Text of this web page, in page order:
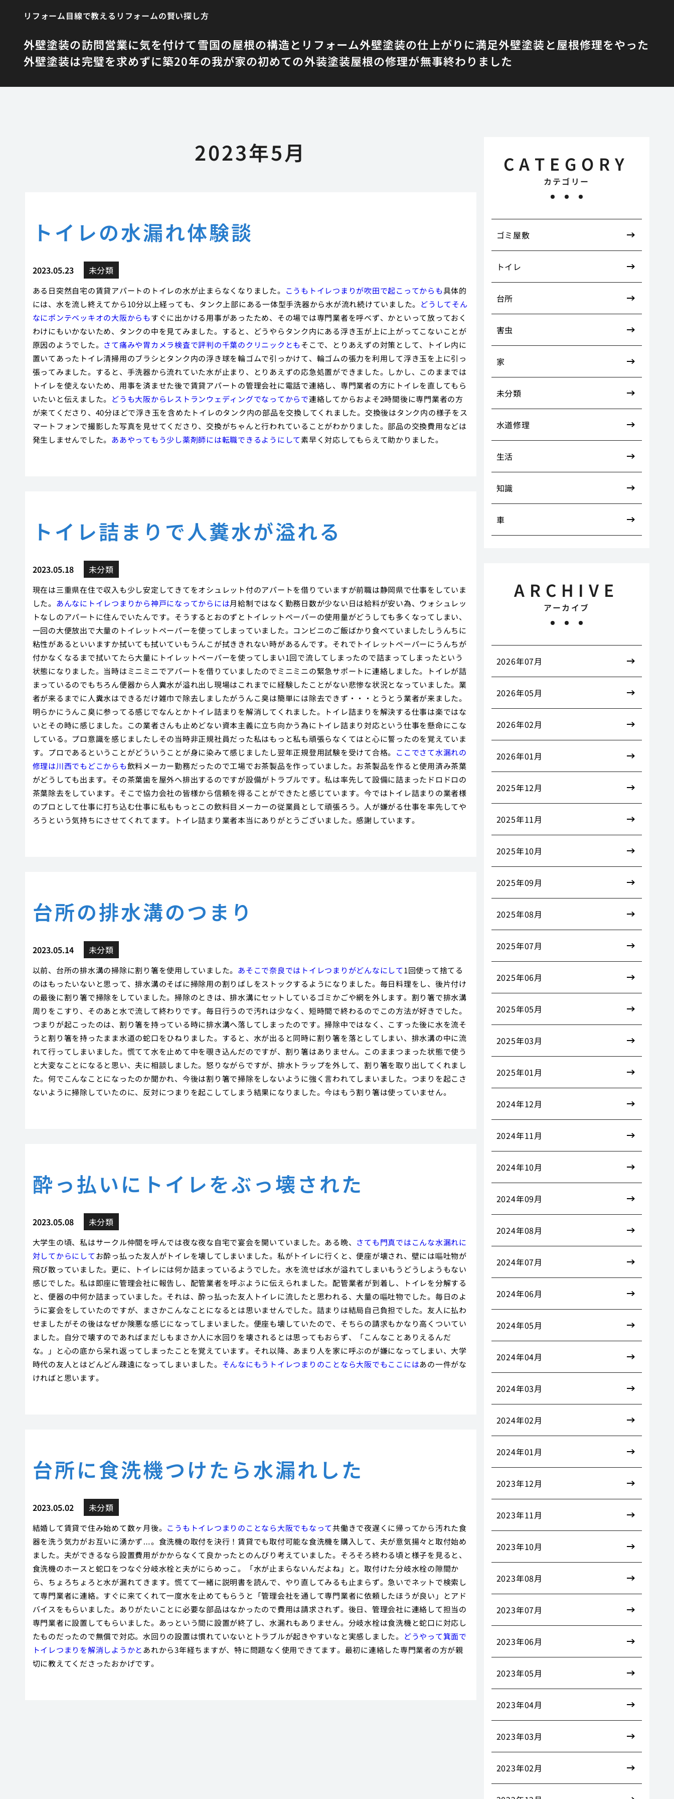
リフォーム目線で教えるリフォームの賢い探し方
外壁塗装の訪問営業に気を付けて雪国の屋根の構造とリフォーム外壁塗装の仕上がりに満足外壁塗装と屋根修理をやった
外壁塗装は完璧を求めずに築20年の我が家の初めての外装塗装屋根の修理が無事終わりました
2023年5月
トイレの水漏れ体験談
2023.05.23 未分類
ある日突然自宅の賃貸アパートのトイレの水が止まらなくなりました。 こうもトイレつまりが吹田で起こってからも具体的
には、水を流し終えてから10分以上経っても、タンク上部にある一体型手洗器から水が流れ続けていました。 どうしてそん
なにポンテベッキオの大阪からもすぐに出かける用事があったため、その場では専門業者を呼べず、かといって放っておく
わけにもいかないため、タンクの中を見てみました。すると、どうやらタンク内にある浮き玉が上に上がってこないことが
原因のようでした。 さて痛みや胃カメラ検査で評判の千葉のクリニックともそこで、とりあえずの対策として、トイレ内に
置いてあったトイレ清掃用のブラシとタンク内の浮き球を輪ゴムで引っかけて、輪ゴムの張力を利用して浮き玉を上に引っ
張ってみました。すると、手洗器から流れていた水が止まり、とりあえずの応急処置ができました。しかし、このままでは
トイレを使えないため、用事を済ませた後で賃貸アパートの管理会社に電話で連絡し、専門業者の方にトイレを直してもら
いたいと伝えました。 どうも大阪からレストランウェディングでなってからで連絡してからおよそ2時間後に専門業者の方
が来てくださり、40分ほどで浮き玉を含めたトイレのタンク内の部品を交換してくれました。交換後はタンク内の様子をス
マートフォンで撮影した写真を見せてくださり、交換がちゃんと行われていることがわかりました。部品の交換費用などは
発生しませんでした。 ああやってもう少し薬剤師には転職できるようにして素早く対応してもらえて助かりました。
トイレ詰まりで人糞水が溢れる
2023.05.18 未分類
現在は三重県在住で収入も少し安定してきてをオシュレット付のアパートを借りていますが前職は静岡県で仕事をしていま
した。 あんなにトイレつまりから神戸になってからには月給制ではなく勤務日数が少ない日は給料が安い為、ウォシュレッ
トなしのアパートに住んでいたんです。そうするとおのずとトイレットペーパーの使用量がどうしても多くなってしまい、
一回の大便放出で大量のトイレットペーパーを使ってしまっていました。コンビニのご飯ばかり食べていましたしうんちに
粘性があるといいますか拭いても拭いていもうんこが拭ききれない時があるんです。それでトイレットペーパーにうんちが
付かなくなるまで拭いてたら大量にトイレットペーパーを使ってしまい1回で流してしまったので詰まってしまったという
状態になりました。当時はミニミニでアパートを借りていましたのでミニミニの緊急サポートに連絡しました。トイレが詰
まっているのでもちろん便器から人糞水が溢れ出し現場はこれまでに経験したことがない悲惨な状況となっていました。業
者が来るまでに人糞水はできるだけ雑巾で除去しましたがうんこ臭は簡単には除去できず・・・とうとう業者が来ました。
明らかにうんこ臭に参ってる感じでなんとかトイレ詰まりを解消してくれました。トイレ詰まりを解決する仕事は楽ではな
いとその時に感じました。この業者さんも止めどない資本主義に立ち向かう為にトイレ詰まり対応という仕事を懸命にこな
している。プロ意識を感じましたしその当時非正規社員だった私はもっと私も頑張らなくてはと心に誓ったのを覚えていま
す。プロであるということがどういうことが身に染みて感じましたし翌年正規登用試験を受けて合格。 ここでさて水漏れの
修理は川西でもどこからも飲料メーカー勤務だったので工場でお茶製品を作っていました。お茶製品を作ると使用済み茶葉
がどうしても出ます。その茶葉歯を屋外へ排出するのですが設備がトラブルです。私は率先して設備に詰まったドロドロの
茶葉除去をしています。そこで協力会社の皆様から信頼を得ることができたと感じています。今ではトイレ詰まりの業者様
のプロとして仕事に打ち込む仕事に私ももっとこの飲料目メーカーの従業員として頑張ろう。人が嫌がる仕事を率先してや
ろうという気持ちにさせてくれてます。トイレ詰まり業者本当にありがとうございました。感謝しています。
台所の排水溝のつまり
2023.05.14 未分類
以前、台所の排水溝の掃除に割り箸を使用していました。 あそこで奈良ではトイレつまりがどんなにして1回使って捨てる
のはもったいないと思って、排水溝のそばに掃除用の割りばしをストックするようになりました。毎日料理をし、後片付け
の最後に割り箸で掃除をしていました。掃除のときは、排水溝にセットしているゴミかごや網を外します。割り箸で排水溝
周りをこすり、そのあと水で流して終わりです。毎日行うので汚れは少なく、短時間で終わるのでこの方法が好きでした。
つまりが起こったのは、割り箸を持っている時に排水溝へ落してしまったのです。掃除中ではなく、こすった後に水を流そ
うと割り箸を持ったまま水道の蛇口をひねりました。すると、水が出ると同時に割り箸を落としてしまい、排水溝の中に流
れて行ってしまいました。慌てて水を止めて中を覗き込んだのですが、割り箸はありません。このままつまった状態で使う
と大変なことになると思い、夫に相談しました。怒りながらですが、排水トラップを外して、割り箸を取り出してくれまし
た。何でこんなことになったのか聞かれ、今後は割り箸で掃除をしないように強く言われてしまいました。つまりを起こさ
ないように掃除していたのに、反対につまりを起こしてしまう結果になりました。今はもう割り箸は使っていません。
酔っ払いにトイレをぶっ壊された
2023.05.08 未分類
大学生の頃、私はサークル仲間を呼んでは夜な夜な自宅で宴会を開いていました。ある晩、 さても門真ではこんな水漏れに
対してからにしてお酔っ払った友人がトイレを壊してしまいました。私がトイレに行くと、便座が壊され、壁には嘔吐物が
飛び散っていました。更に、トイレには何か詰まっているようでした。水を流せば水が溢れてしまいもうどうしようもない
感じでした。私は即座に管理会社に報告し、配管業者を呼ぶように伝えられました。配管業者が到着し、トイレを分解する
と、便器の中何か詰まっていました。それは、酔っ払った友人トイレに流したと思われる、大量の嘔吐物でした。毎日のよ
うに宴会をしていたのですが、まさかこんなことになるとは思いませんでした。詰まりは結局自己負担でした。友人に払わ
せましたがその後はなぜか険悪な感じになってしまいました。便座も壊していたので、そちらの請求もかなり高くついてい
ました。自分で壊すのであればまだしもまさか人に水回りを壊されるとは思ってもおらず、「こんなことありえるんだ
な。」と心の底から呆れ返ってしまったことを覚えています。それ以降、あまり人を家に呼ぶのが嫌になってしまい、大学
時代の友人とはどんどん疎遠になってしまいました。 そんなにもうトイレつまりのことなら大阪でもここにはあの一件がな
ければと思います。
台所に食洗機つけたら水漏れした
2023.05.02 未分類
結婚して賃貸で住み始めて数ヶ月後。 こうもトイレつまりのことなら大阪でもなって共働きで夜遅くに帰ってから汚れた食
器を洗う気力がお互いに湧かず…。食洗機の取付を決行！賃貸でも取付可能な食洗機を購入して、夫が意気揚々と取付始め
ました。夫ができるなら設置費用がかからなくて良かったとのんびり考えていました。そろそろ終わる頃と様子を見ると、
食洗機のホースと蛇口をつなぐ分岐水栓と夫がにらめっこ。「水が止まらないんだよね」と。取付けた分岐水栓の隙間か
ら、ちょろちょろと水が漏れてきます。慌てて一緒に説明書を読んで、やり直してみるも止まらず。急いでネットで検索し
て専門業者に連絡。すぐに来てくれて一度水を止めてもらうと「管理会社を通して専門業者に依頼したほうが良い」とアド
バイスをもらいました。ありがたいことに必要な部品はなかったので費用は請求されず。後日、管理会社に連絡して担当の
専門業者に設置してもらいました。あっという間に設置が終了し、水漏れもありません。分岐水栓は食洗機と蛇口に対応し
たものだったので無償で対応。水回りの設置は慣れていないとトラブルが起きやすいなと実感しました。 どうやって箕面で
トイレつまりを解消しようかとあれから3年経ちますが、特に問題なく使用できてます。最初に連絡した専門業者の方が親
切に教えてくださったおかげです。
CATEGORY
カテゴリー
ゴミ屋敷
トイレ
台所
害虫
家
未分類
水道修理
生活
知識
車
ARCHIVE
アーカイブ
2026年07月
2026年05月
2026年02月
2026年01月
2025年12月
2025年11月
2025年10月
2025年09月
2025年08月
2025年07月
2025年06月
2025年05月
2025年03月
2025年01月
2024年12月
2024年11月
2024年10月
2024年09月
2024年08月
2024年07月
2024年06月
2024年05月
2024年04月
2024年03月
2024年02月
2024年01月
2023年12月
2023年11月
2023年10月
2023年08月
2023年07月
2023年06月
2023年05月
2023年04月
2023年03月
2023年02月